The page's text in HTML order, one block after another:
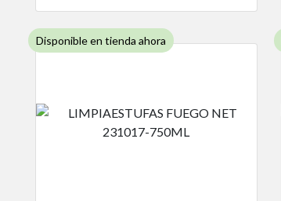
Disponible en tienda ahora